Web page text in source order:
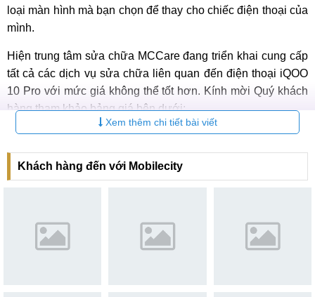
loại màn hình mà bạn chọn để thay cho chiếc điện thoại của
mình.
Hiện trung tâm sửa chữa MCCare đang triển khai cung cấp
tất cả các dịch vụ sửa chữa liên quan đến điện thoại iQOO
10 Pro với mức giá không thể tốt hơn. Kính mời Quý khách
hàng tham khảo bảng giá bên dưới:
Các dịch vụsửa điện thoại Vivo iQOO 10 Pro
giá
hành
Pro
tháng
6-12
Xem thêm chi tiết bài viết
Khách hàng đến với Mobilecity